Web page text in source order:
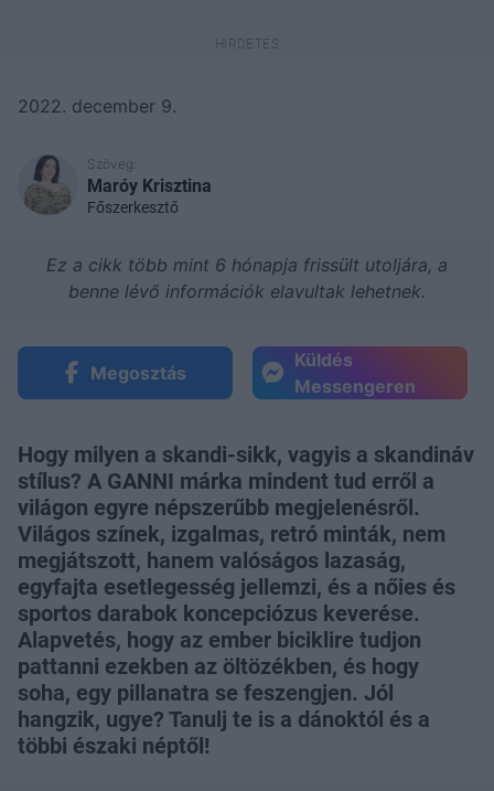
2022. december 9.
Szöveg:
Maróy Krisztina
Főszerkesztő
Ez a cikk több mint 6 hónapja frissült utoljára, a
benne lévő információk elavultak lehetnek.
Megosztás
Küldés
Messengeren
Hogy milyen a skandi-sikk, vagyis a skandináv
stílus? A GANNI márka mindent tud erről a
világon egyre népszerűbb megjelenésről.
Világos színek, izgalmas, retró minták, nem
megjátszott, hanem valóságos lazaság,
egyfajta esetlegesség jellemzi, és a nőies és
sportos darabok koncepciózus keverése.
Alapvetés, hogy az ember biciklire tudjon
pattanni ezekben az öltözékben, és hogy
soha, egy pillanatra se feszengjen. Jól
hangzik, ugye? Tanulj te is a dánoktól és a
többi északi néptől!